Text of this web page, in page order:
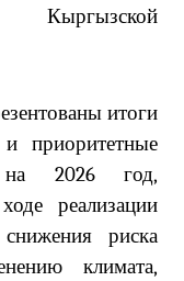
Кыргызской
итоги
приоритетные
на 2026 год,
реализации
риска
климата,